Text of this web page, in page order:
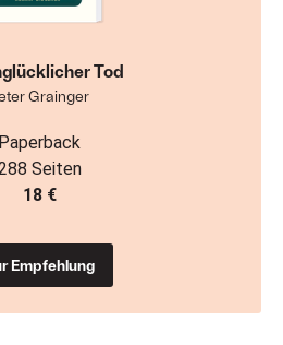
Tod
Grainger
Paperback
Seiten
18 €
Empfehlung